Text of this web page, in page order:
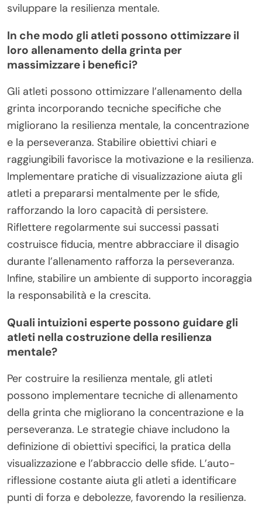
sviluppare la resilienza mentale.
In che modo gli atleti possono ottimizzare il
loro allenamento della grinta per
massimizzare i benefici?
Gli atleti possono ottimizzare l’allenamento della
grinta incorporando tecniche specifiche che
migliorano la resilienza mentale, la concentrazione
e la perseveranza. Stabilire obiettivi chiari e
raggiungibili favorisce la motivazione e la resilienza.
Implementare pratiche di visualizzazione aiuta gli
atleti a prepararsi mentalmente per le sfide,
rafforzando la loro capacità di persistere.
Riflettere regolarmente sui successi passati
costruisce fiducia, mentre abbracciare il disagio
durante l’allenamento rafforza la perseveranza.
Infine, stabilire un ambiente di supporto incoraggia
la responsabilità e la crescita.
Quali intuizioni esperte possono guidare gli
atleti nella costruzione della resilienza
mentale?
Per costruire la resilienza mentale, gli atleti
possono implementare tecniche di allenamento
della grinta che migliorano la concentrazione e la
perseveranza. Le strategie chiave includono la
definizione di obiettivi specifici, la pratica della
visualizzazione e l’abbraccio delle sfide. L’auto-
riflessione costante aiuta gli atleti a identificare
punti di forza e debolezze, favorendo la resilienza.